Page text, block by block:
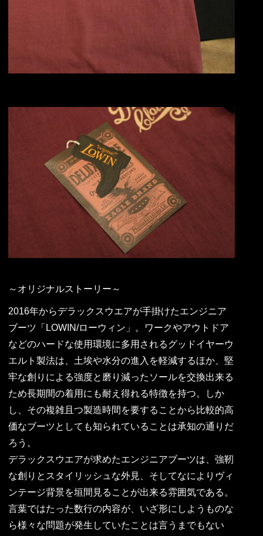
～オリジナルストーリー～
2016年からデラックスウエアが手掛けたエンジニア
ブーツ「LOWIN/ローウィン」。ワークやアウトドア
などのハードな使用環境に多用されるグッドイヤーウ
エルト製法は、土埃や水分の進入を軽減するほか、堅
牢な創りによる強度と磨り減ったソールを交換出来る
ため長期間の着用にも耐え得れる特徴を持つ。しか
し、その複雑且つ製造時間を要することから比較的高
価なブーツとしても知られていることは承知の通りだ
ろう。
デラックスウエアが求めたエンジニアブーツは、強靭
な創りとスタイリッシュな外見、そしてなによりヴィ
ンテージ背景を垣間見ることが出来る雰囲気である。
言葉ではたった数行の内容が、いざ形にしようものな
ら様々な問題が発生していたことは言うまでもない